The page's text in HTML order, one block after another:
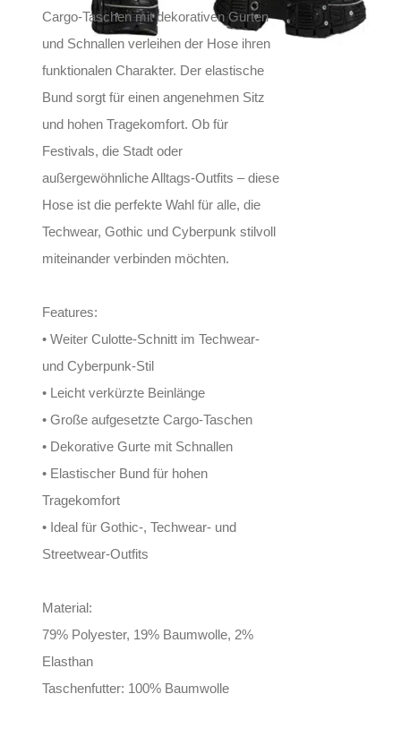
Cargo-Taschen mit dekorativen Gurten
und Schnallen verleihen der Hose ihren
funktionalen Charakter. Der elastische
Bund sorgt für einen angenehmen Sitz
und hohen Tragekomfort. Ob für
Festivals, die Stadt oder
außergewöhnliche Alltags-Outfits – diese
Hose ist die perfekte Wahl für alle, die
Techwear, Gothic und Cyberpunk stilvoll
miteinander verbinden möchten.
Features:
• Weiter Culotte-Schnitt im Techwear-
und Cyberpunk-Stil
• Leicht verkürzte Beinlänge
• Große aufgesetzte Cargo-Taschen
• Dekorative Gurte mit Schnallen
• Elastischer Bund für hohen
Tragekomfort
• Ideal für Gothic-, Techwear- und
Streetwear-Outfits
Material:
79% Polyester, 19% Baumwolle, 2%
Elasthan
Taschenfutter: 100% Baumwolle